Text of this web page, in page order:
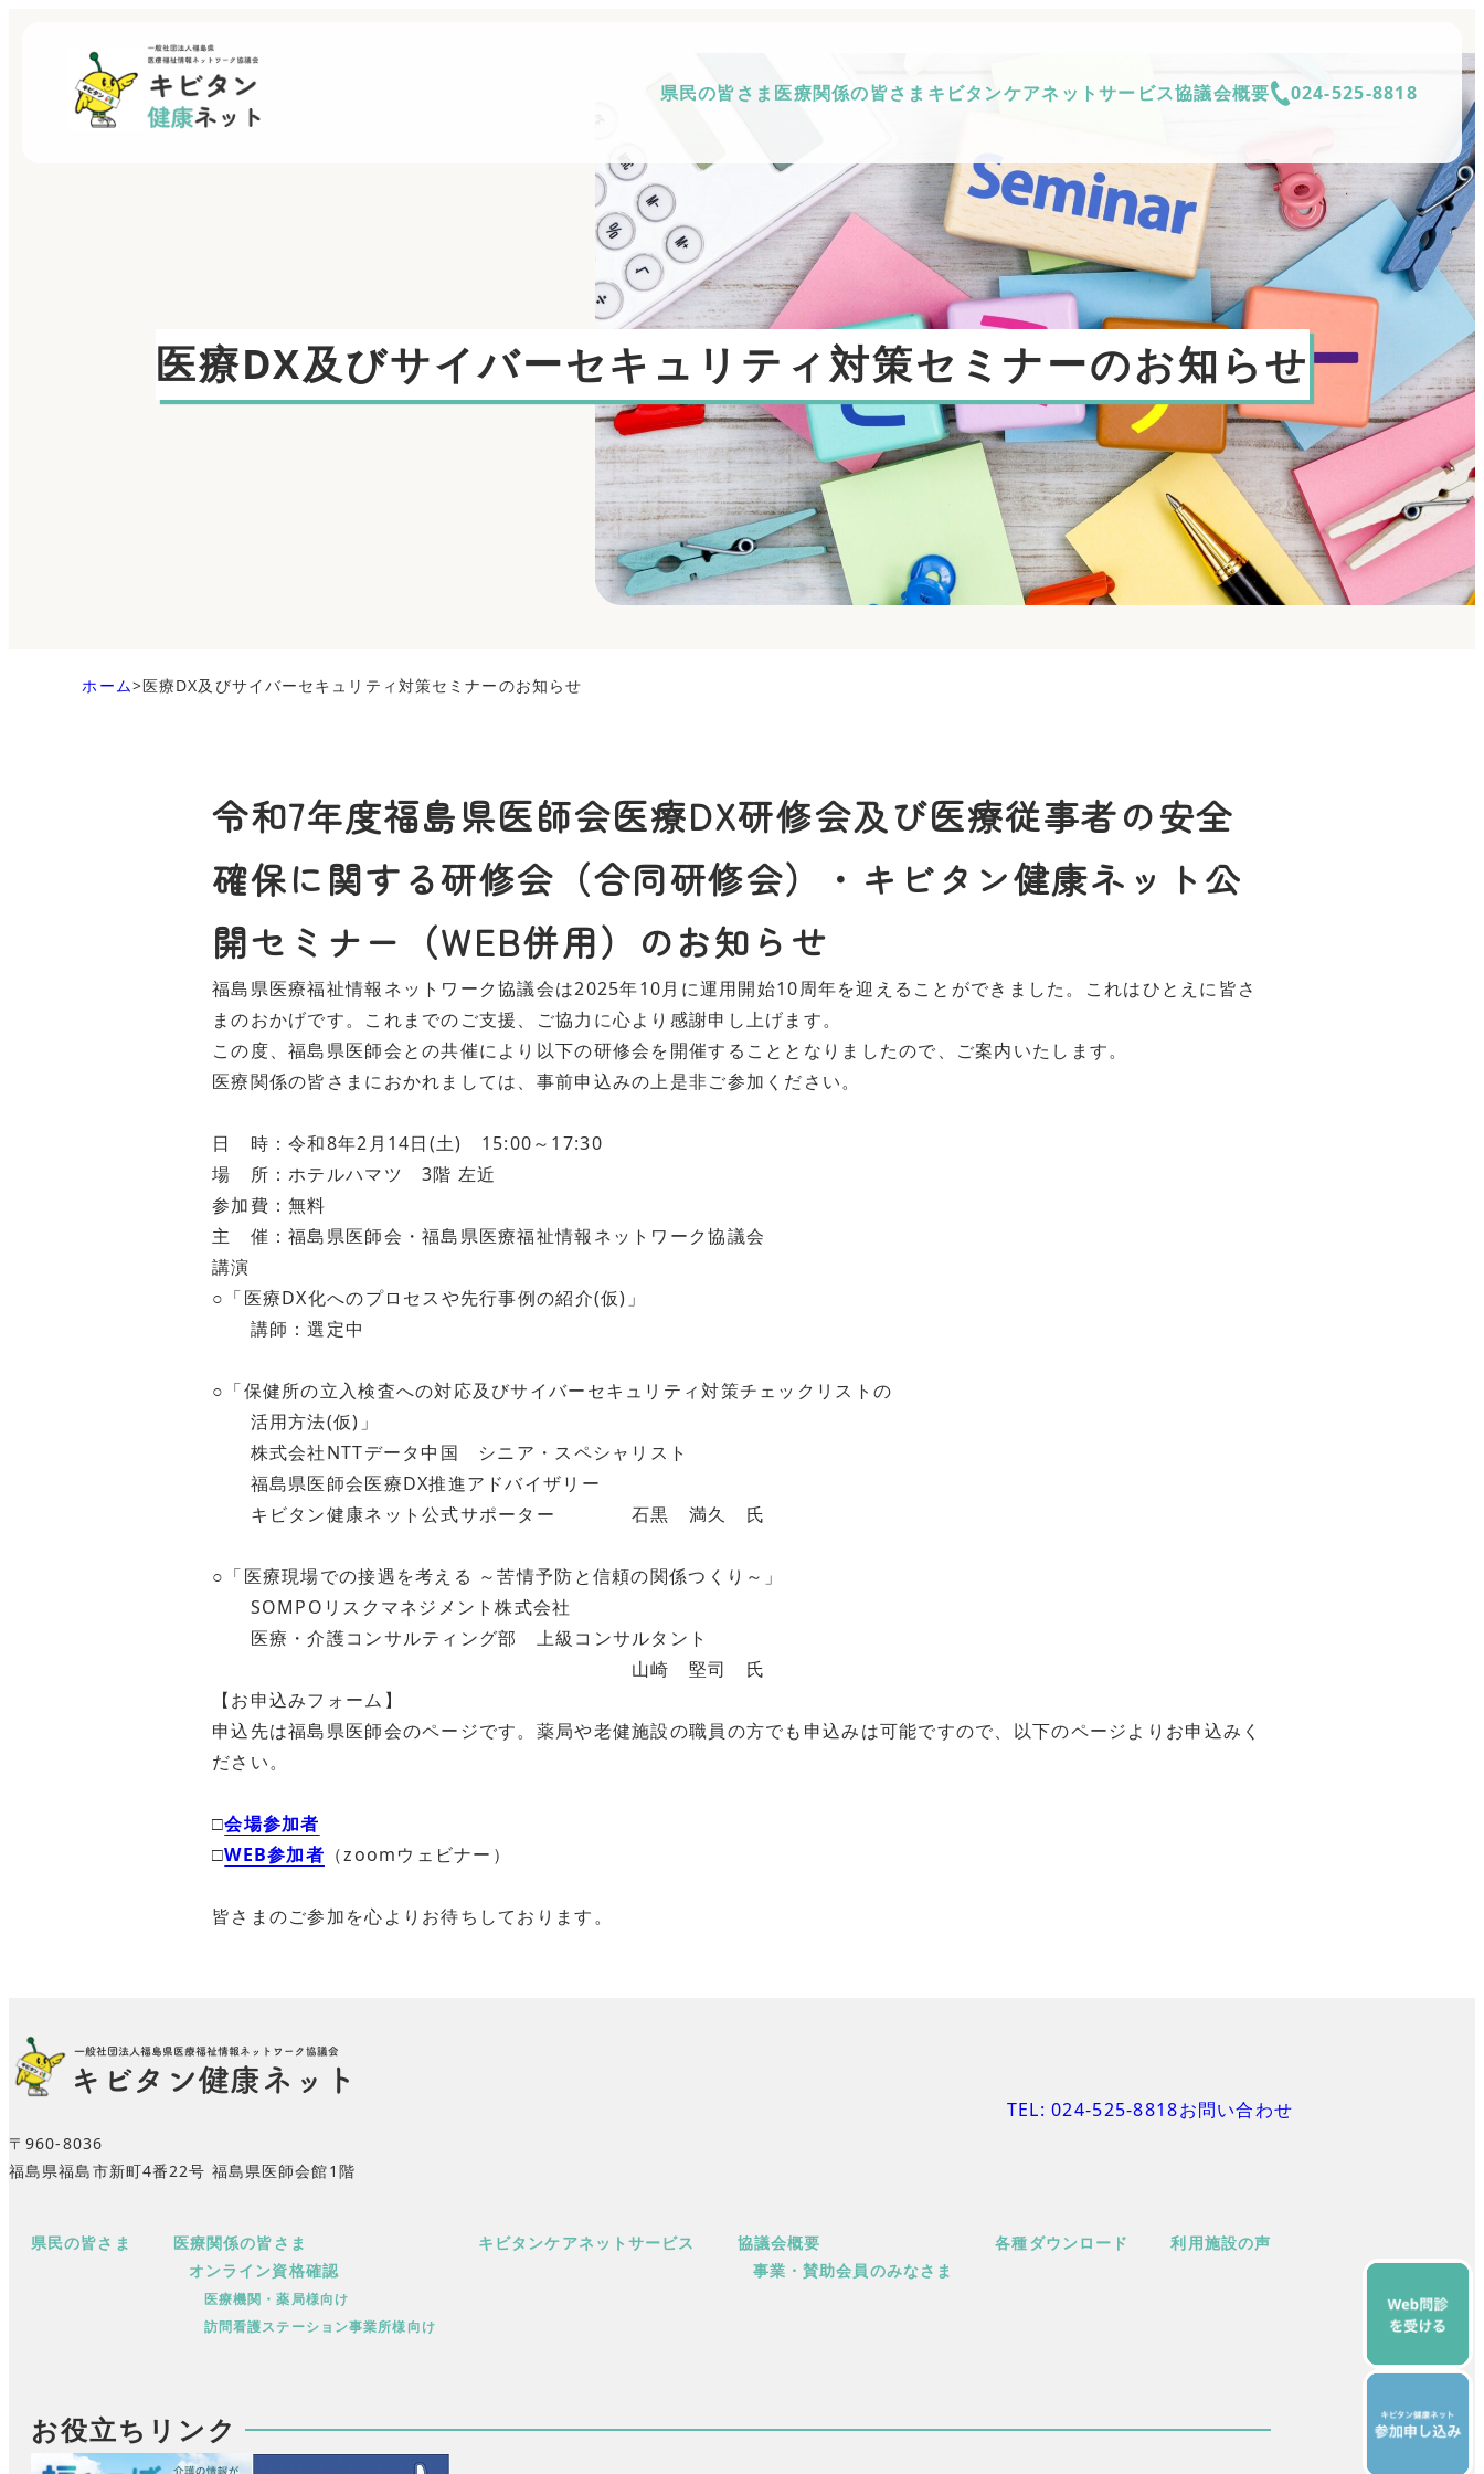
県民の皆さま 医療関係の皆さま キビタンケアネットサービス協議会概要 024-525-8818
医療DX及びサイバーセキュリティ対策セミナーのお知らせ
ホーム>医療DX及びサイバーセキュリティ対策セミナーのお知らせ
令和7年度福島県医師会医療DX研修会及び医療従事者の安全
確保に関する研修会（合同研修会）・キビタン健康ネット公
開セミナー（WEB併用）のお知らせ
福島県医療福祉情報ネットワーク協議会は2025年10月に運用開始10周年を迎えることができました。これはひとえに皆さ
まのおかげです。これまでのご支援、ご協力に心より感謝申し上げます。
この度、福島県医師会との共催により以下の研修会を開催することとなりましたので、ご案内いたします。
医療関係の皆さまにおかれましては、事前申込みの上是非ご参加ください。
日 時：令和8年2月14日(土) 15:00～17:30
場 所：ホテルハマツ 3階 左近
参加費：無料
主 催：福島県医師会・福島県医療福祉情報ネットワーク協議会
講演
○「医療DX化へのプロセスや先行事例の紹介(仮)」
講師：選定中
○「保健所の立入検査への対応及びサイバーセキュリティ対策チェックリストの
活用方法(仮)」
株式会社NTTデータ中国 シニア・スペシャリスト
福島県医師会医療DX推進アドバイザリー
キビタン健康ネット公式サポーター 石黒 満久 氏
○「医療現場での接遇を考える ～苦情予防と信頼の関係つくり～」
SOMPOリスクマネジメント株式会社
医療・介護コンサルティング部 上級コンサルタント
山崎 堅司 氏
【お申込みフォーム】
申込先は福島県医師会のページです。薬局や老健施設の職員の方でも申込みは可能ですので、以下のページよりお申込みく
ださい。
□会場参加者
□WEB参加者 （zoomウェビナー）
皆さまのご参加を心よりお待ちしております。
〒960-8036
福島県福島市新町4番22号 福島県医師会館1階
TEL: 024-525-8818お問い合わせ
県民の皆さま
医療関係の皆さま
オンライン資格確認
医療機関・薬局様向け
訪問看護ステーション事業所様向け
キビタンケアネットサービス
協議会概要
事業・賛助会員のみなさま
各種ダウンロード 利用施設の声
お役立ちリンク